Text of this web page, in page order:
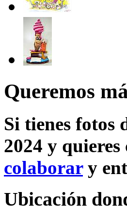
Queremos
Si tienes
2024 y
colaborary
Ubicación